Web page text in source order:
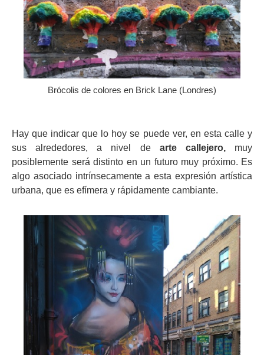
Brócolis de colores en Brick Lane (Londres)
Hay que indicar que lo hoy se puede ver, en esta calle y
sus alrededores, a nivel de arte callejero, muy
posiblemente será distinto en un futuro muy próximo. Es
algo asociado intrínsecamente a esta expresión artística
urbana, que es efímera y rápidamente cambiante.